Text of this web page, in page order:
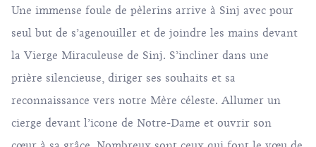
Une immense foule de pèlerins arrive à Sinj avec pour
seul but de s’agenouiller et de joindre les mains devant
la Vierge Miraculeuse de Sinj. S’incliner dans une
prière silencieuse, diriger ses souhaits et sa
reconnaissance vers notre Mère céleste. Allumer un
cierge devant l’icone de Notre-Dame et ouvrir son